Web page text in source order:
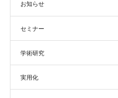
お知らせ
セミナー
学術研究
実用化